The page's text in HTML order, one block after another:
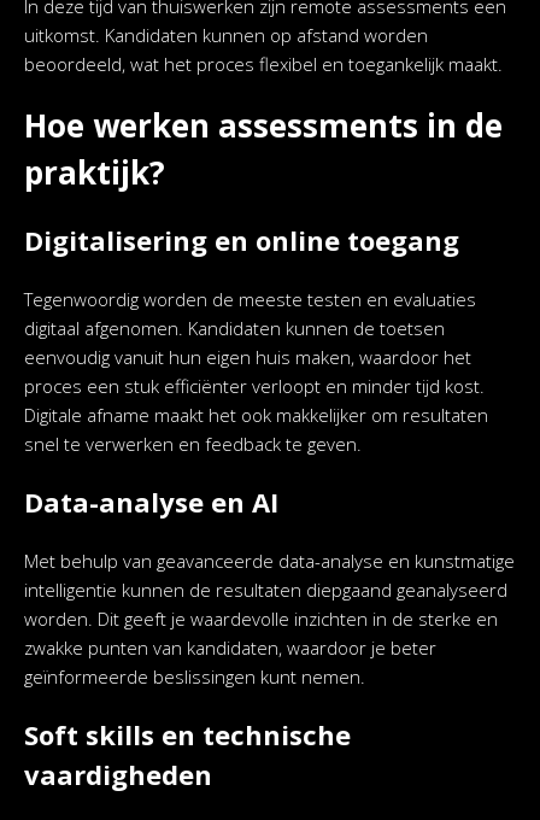
In deze tijd van thuiswerken zijn remote assessments een
uitkomst. Kandidaten kunnen op afstand worden
beoordeeld, wat het proces flexibel en toegankelijk maakt.
Hoe werken assessments in de
praktijk?
Digitalisering en online toegang
Tegenwoordig worden de meeste testen en evaluaties
digitaal afgenomen. Kandidaten kunnen de toetsen
eenvoudig vanuit hun eigen huis maken, waardoor het
proces een stuk efficiënter verloopt en minder tijd kost.
Digitale afname maakt het ook makkelijker om resultaten
snel te verwerken en feedback te geven.
Data-analyse en AI
Met behulp van geavanceerde data-analyse en kunstmatige
intelligentie kunnen de resultaten diepgaand geanalyseerd
worden. Dit geeft je waardevolle inzichten in de sterke en
zwakke punten van kandidaten, waardoor je beter
geïnformeerde beslissingen kunt nemen.
Soft skills en technische
vaardigheden